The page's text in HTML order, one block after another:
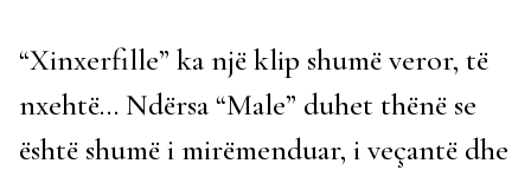
“Xinxerfille” ka një klip shumë veror, të
nxehtë… Ndërsa “Male” duhet thënë se
është shumë i mirëmenduar, i veçantë dhe